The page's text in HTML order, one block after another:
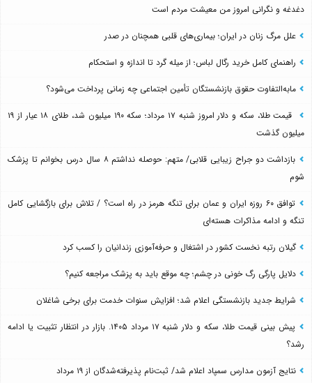
دغدغه و نگرانی امروز من معیشت مردم است
علل مرگ زنان در ایران؛ بیماری‌های قلبی همچنان در صدر
راهنمای کامل خرید رگال لباس؛ از میله گرد تا اندازه و استحکام
مابه‌التفاوت حقوق بازنشستگان تأمین اجتماعی چه زمانی پرداخت می‌شود؟
قیمت طلا، سکه و دلار امروز شنبه ۱۷ مرداد؛ سکه ۱۹۰ میلیون شد، طلای ۱۸ عیار از ۱۹
میلیون گذشت
بازداشت دو جراح زیبایی قلابی/ متهم: حوصله نداشتم ۸ سال درس بخوانم تا پزشک
شوم
توافق ۶۰ روزه ایران و عمان برای تنگه هرمز در راه است؟ / تلاش برای بازگشایی کامل
تنگه و ادامه مذاکرات هسته‌ای
گیلان رتبه نخست کشور در اشتغال و حرفه‌آموزی زندانیان را کسب کرد
دلایل پارگی رگ خونی در چشم؛ چه موقع باید به پزشک مراجعه کنیم؟
شرایط جدید بازنشستگی اعلام شد؛ افزایش سنوات خدمت برای برخی شاغلان
پیش بینی قیمت طلا، سکه و دلار شنبه ۱۷ مرداد ۱۴۰۵. بازار در انتظار تثبیت یا ادامه
رشد؟
نتایج آزمون مدارس سمپاد اعلام شد/ ثبت‌نام پذیرفته‌شدگان از ۱۹ مرداد